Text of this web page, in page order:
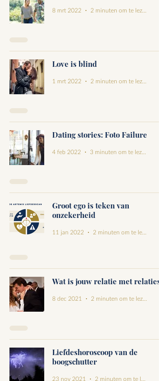
8 mrt 2022
Love is blind
1 mrt 2022
Dating stories: Foto Failure
4 feb 2022
Groot ego is teken van
onzekerheid
11 jan 2022
Wat is jouw relatie met relaties?
8 dec 2021
Liefdeshoroscoop van de
boogschutter
23 nov 2021